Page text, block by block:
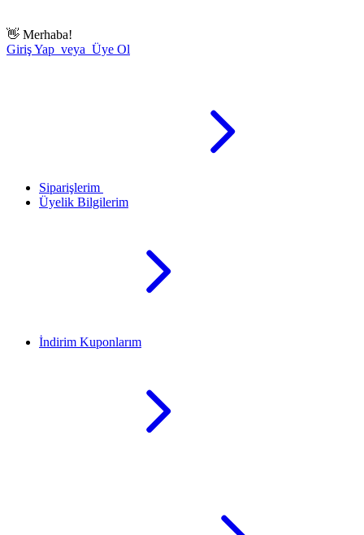
👋 Merhaba!
Giriş Yap veya Üye Ol
Siparişlerim
Üyelik Bilgilerim
İndirim Kuponlarım